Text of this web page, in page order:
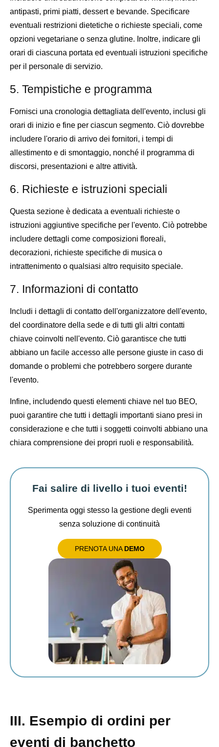
antipasti, primi piatti, dessert e bevande. Specificare
eventuali restrizioni dietetiche o richieste speciali, come
opzioni vegetariane o senza glutine. Inoltre, indicare gli
orari di ciascuna portata ed eventuali istruzioni specifiche
per il personale di servizio.
5. Tempistiche e programma
Fornisci una cronologia dettagliata dell'evento, inclusi gli
orari di inizio e fine per ciascun segmento. Ciò dovrebbe
includere l'orario di arrivo dei fornitori, i tempi di
allestimento e di smontaggio, nonché il programma di
discorsi, presentazioni e altre attività.
6. Richieste e istruzioni speciali
Questa sezione è dedicata a eventuali richieste o
istruzioni aggiuntive specifiche per l'evento. Ciò potrebbe
includere dettagli come composizioni floreali,
decorazioni, richieste specifiche di musica o
intrattenimento o qualsiasi altro requisito speciale.
7. Informazioni di contatto
Includi i dettagli di contatto dell'organizzatore dell'evento,
del coordinatore della sede e di tutti gli altri contatti
chiave coinvolti nell'evento. Ciò garantisce che tutti
abbiano un facile accesso alle persone giuste in caso di
domande o problemi che potrebbero sorgere durante
l'evento.
Infine, includendo questi elementi chiave nel tuo BEO,
puoi garantire che tutti i dettagli importanti siano presi in
considerazione e che tutti i soggetti coinvolti abbiano una
chiara comprensione dei propri ruoli e responsabilità.
Fai salire di livello i tuoi eventi!
Sperimenta oggi stesso la gestione degli eventi
senza soluzione di continuità
PRENOTA UNA DEMO
III. Esempio di ordini per
eventi di banchetto